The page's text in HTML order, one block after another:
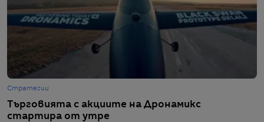
Стратегии
Търговията с акциите на Дронамикс
стартира от утре